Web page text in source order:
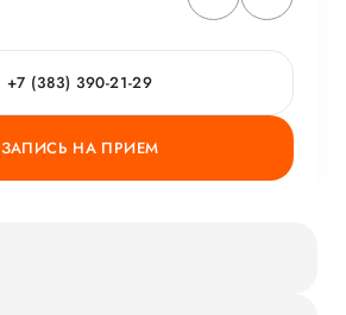
+7 (383) 390-21-29
ЗАПИСЬ НА ПРИЕМ